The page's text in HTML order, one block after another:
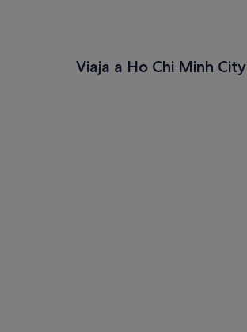
Viaja a Ho Chi Minh City